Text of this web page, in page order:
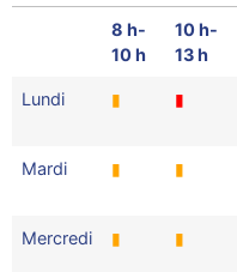
8 h-
10 h
10 h-
13 h
Lundi ▮ ▮
Mardi ▮ ▮
Mercredi ▮ ▮